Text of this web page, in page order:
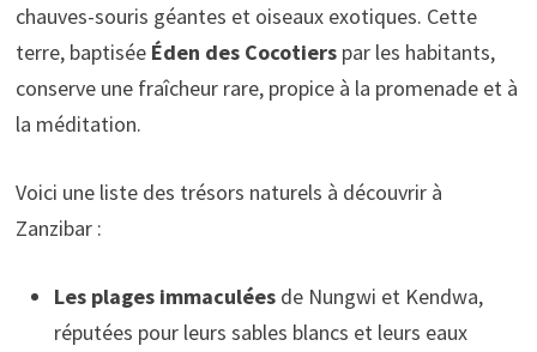
chauves-souris géantes et oiseaux exotiques. Cette
terre, baptisée Éden des Cocotierspar les habitants,
conserve une fraîcheur rare, propice à la promenade et à
la méditation.
Voici une liste des trésors naturels à découvrir à
Zanzibar :
Les plages immaculéesde Nungwi et Kendwa,
réputées pour leurs sables blancs et leurs eaux